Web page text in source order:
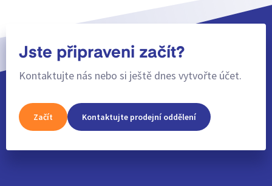
Jste připraveni začít?
Kontaktujte nás nebo si ještě dnes vytvořte účet.
Začít Kontaktujte prodejní oddělení